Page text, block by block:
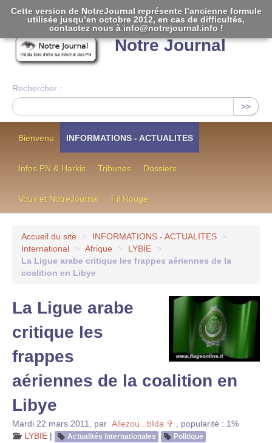
Notre Journal
Rechercher :
>>
Bienvenu INFORMATIONS - ACTUALITES
Infos PN & Harkis Tribunes Dossiers
Vous et NotreJournal Fil Rouge
Accueil du site > INFORMATIONS - ACTUALITES
>
International
> Afrique > LYBIE
>
La Ligue arabe critique les frappes aériennes de la
coalition en Libye
La Ligue arabe
critique les
frappes
aériennes de la coalition en
Libye
Mardi 22 mars 2011 par Allezou...bIda ✞
popularité : 1%
LYBIE | Actualités internationales
Politique
Cette version de NotreJournal représente l’ancienne formule
utilisée jusqu’en octobre 2012, en cas de difficultés,
contactez nous à info@notrejournal.info !